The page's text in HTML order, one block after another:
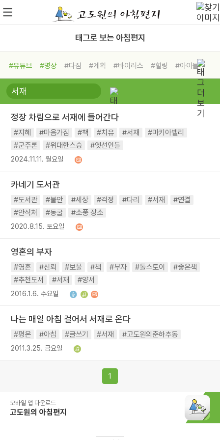
태그로 보는 아침편지
#유튜브 #명상 #다짐 #계획 #바이러스 #힐링
#아이들
#비전캠프
#독서캠프 #삶
#희망
#나눔 #친구 #링컨학교
#독서
#건강 #면역력
정장 차림으로 서재에 들어간다
#지혜 #마음가짐 #책 #치유 #서재
#마키아벨리
#군주론
#위대한스승 #옛선인들
2024.11.11. 월요일
카네기 도서관
#도서관 #불안 #세상 #걱정 #다리 #서재
#연결
#안식처
#동굴 #소풍 장소
2020.8.15. 토요일
영혼의 부자
#영혼 #신뢰 #보물 #책 #부자 #톨스토이
#좋은책
#추천도서
#서재 #양서
2016.1.6. 수요일
나는 매일 아침 걸어서 서재로 온다
#평온 #아침 #글쓰기 #서재 #고도원의춘하추동
2011.3.25. 금요일
1
모바일 앱 다운로드
고도원의 아침편지